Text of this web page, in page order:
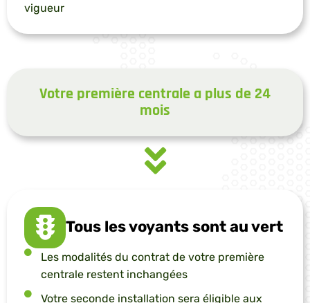
vigueur
Votre première centrale a plus de 24
mois
Tous les voyants sont au vert
Les modalités du contrat de votre première
centrale restent inchangées
Votre seconde installation sera éligible aux